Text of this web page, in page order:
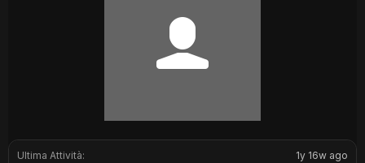
Ultima Attività:
1y 16w ago